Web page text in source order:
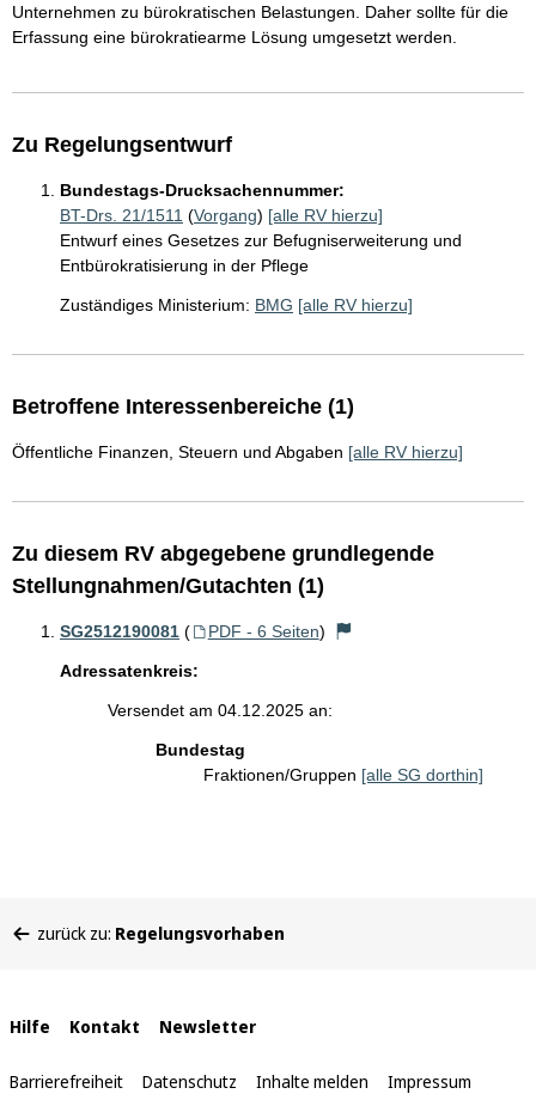
Unternehmen zu bürokratischen Belastungen. Daher sollte für die
Erfassung eine bürokratiearme Lösung umgesetzt werden.
Zu Regelungsentwurf
Bundestags-Drucksachennummer:
BT-Drs. 21/1511 (Vorgang) [alle RV hierzu]
Entwurf eines Gesetzes zur Befugniserweiterung und
Entbürokratisierung in der Pflege
Zuständiges Ministerium: BMG [alle RV hierzu]
Betroffene Interessenbereiche (1)
Öffentliche Finanzen, Steuern und Abgaben [alle RV hierzu]
Zu diesem RV abgegebene grundlegende
Stellungnahmen/Gutachten (1)
SG2512190081 ( PDF - 6 Seiten)
Adressatenkreis:
Versendet am 04.12.2025 an:
Bundestag
Fraktionen/Gruppen [alle SG dorthin]
befinden
zurück zu: Regelungsvorhaben
Interne
Links
Hilfe Kontakt Newsletter
Barrierefreiheit Datenschutz Inhalte melden Impressum